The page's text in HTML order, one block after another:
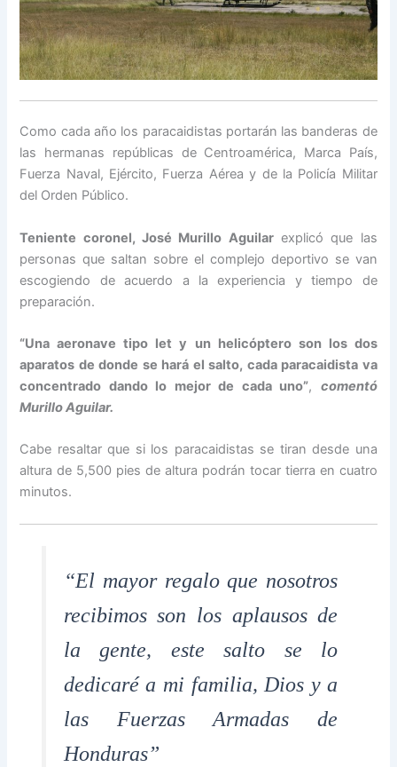
Como cada año los paracaidistas portarán las banderas de
las hermanas repúblicas de Centroamérica, Marca País,
Fuerza Naval, Ejército, Fuerza Aérea y de la Policía Militar
del Orden Público.
Teniente coronel, José Murillo Aguilarexplicó que las
personas que saltan sobre el complejo deportivo se van
escogiendo de acuerdo a la experiencia y tiempo de
preparación.
“Una aeronave tipo let y un helicóptero son los dos
aparatos de donde se hará el salto, cada paracaidista va
concentrado dando lo mejor de cada uno”, comentó
Murillo Aguilar.
Cabe resaltar que si los paracaidistas se tiran desde una
altura de 5,500 pies de altura podrán tocar tierra en cuatro
minutos.
“El mayor regalo que nosotros
recibimos son los aplausos de
la gente, este salto se lo
dedicaré a mi familia, Dios y a
las Fuerzas Armadas de
Honduras”